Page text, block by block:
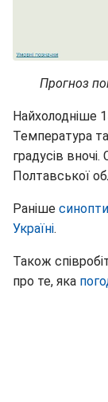
Прогноз
Найхолодніше
Температура
градусів вночі.
Полтавської
Раніше
Україні.
Також
про те, яка